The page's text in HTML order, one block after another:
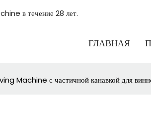
в течение 28 лет.
ГЛАВНАЯ
Machine с частичной канавкой для